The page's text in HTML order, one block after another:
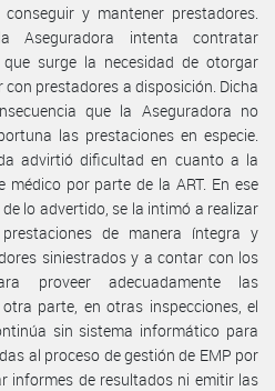
y mantener prestadores.
Aseguradora intenta contratar
surge la necesidad de otorgar
prestadores a disposición. Dicha
que la Aseguradora no
las prestaciones en especie.
advirtió dificultad en cuanto a la
médico por parte de la ART. En ese
lo advertido, se la intimó a realizar
de manera íntegra y
siniestrados y a contar con los
proveer adecuadamente las
parte, en otras inspecciones, el
sin sistema informático para
al proceso de gestión de EMP por
informes de resultados ni emitir las